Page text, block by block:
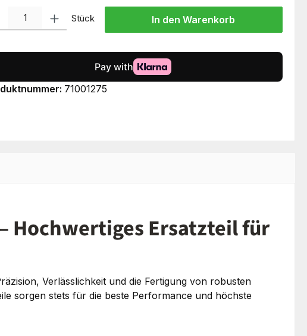
Anzahl: Gib den gewünschten Wert ein oder benutze die Schaltflächen
Stück In den Warenkorb
71001275
Hochwertiges Ersatzteil für
Verlässlichkeit und die Fertigung von robusten
sorgen stets für die beste Performance und höchste